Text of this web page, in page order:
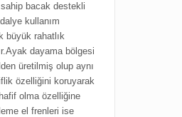
bacak destekli
kullanım
büyük rahatlık
dayama bölgesi
üretilmiş olup aynı
özelliğini koruyarak
olma özelliğine
el frenleri ise